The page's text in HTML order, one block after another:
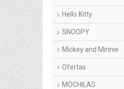
Hello Kitty
SNOOPY
Mickey and Minnie
Ofertas
MOCHILAS